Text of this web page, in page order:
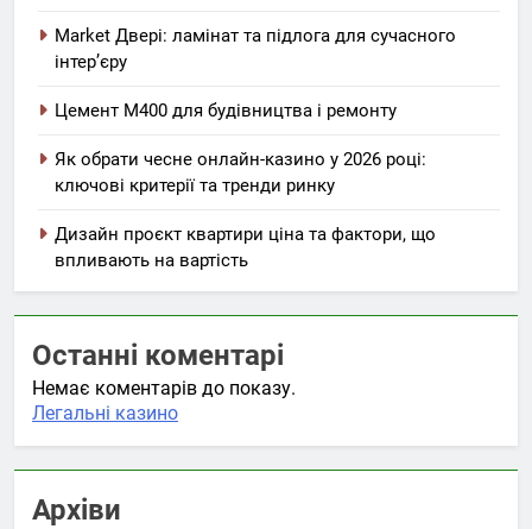
Market Двері: ламінат та підлога для сучасного
інтер’єру
Цемент М400 для будівництва і ремонту
Як обрати чесне онлайн-казино у 2026 році:
ключові критерії та тренди ринку
Дизайн проєкт квартири ціна та фактори, що
впливають на вартість
Останні коментарі
Немає коментарів до показу.
Легальні казино
Архіви